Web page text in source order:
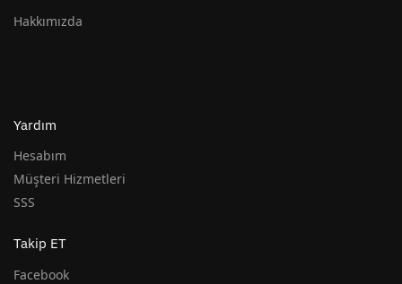
Hakkımızda
Yardım
Hesabım
Müşteri Hizmetleri
SSS
Takip ET
Facebook